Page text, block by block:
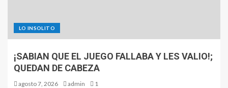
LO INSOLITO
¡SABIAN QUE EL JUEGO FALLABA Y LES VALIO!;
QUEDAN DE CABEZA
agosto 7, 2026 admin 1